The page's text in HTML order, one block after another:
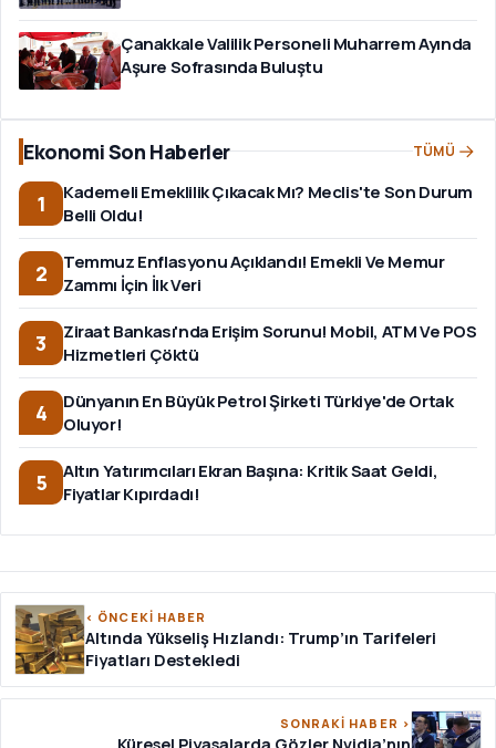
Çanakkale Valilik Personeli Muharrem Ayında
Aşure Sofrasında Buluştu
Ekonomi Son Haberler TÜMÜ
1
Kademeli Emeklilik Çıkacak Mı? Meclis'te Son Durum
Belli Oldu!
2
Temmuz Enflasyonu Açıklandı! Emekli Ve Memur
Zammı İçin İlk Veri
3
Ziraat Bankası'nda Erişim Sorunu! Mobil, ATM Ve POS
Hizmetleri Çöktü
4
Dünyanın En Büyük Petrol Şirketi Türkiye'de Ortak
Oluyor!
5
Altın Yatırımcıları Ekran Başına: Kritik Saat Geldi,
Fiyatlar Kıpırdadı!
‹ ÖNCEKİ HABER
Altında Yükseliş Hızlandı: Trump’ın Tarifeleri
Fiyatları Destekledi
SONRAKİ HABER ›